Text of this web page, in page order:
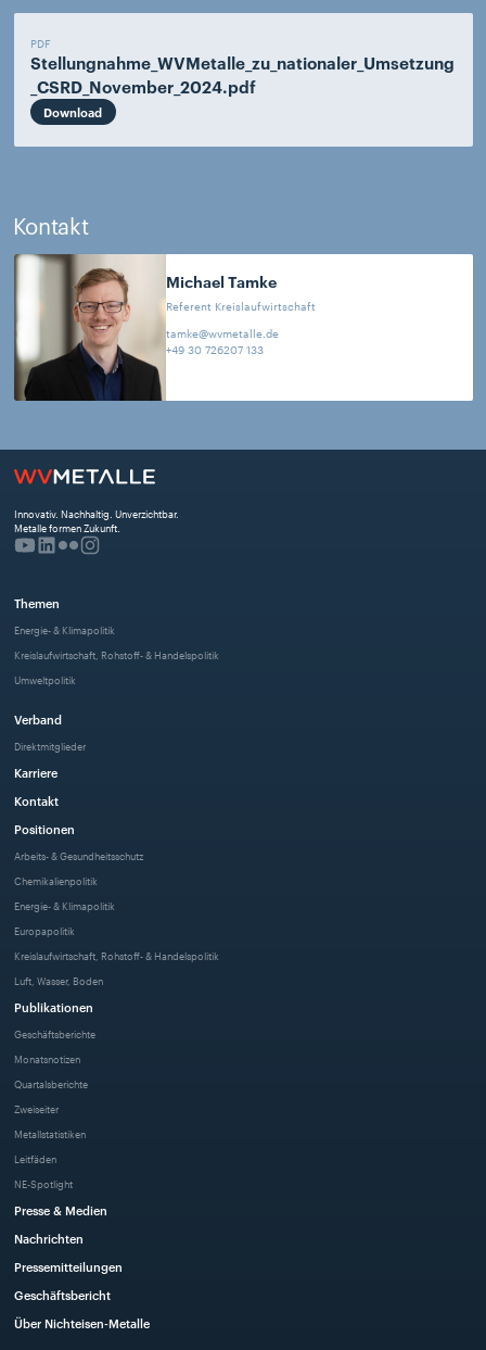
PDF
Stellungnahme_WVMetalle_zu_nationaler_Umsetzung
_CSRD_November_2024.pdf
Download
Kontakt
Michael Tamke
Referent Kreislaufwirtschaft
tamke@wvmetalle.de
+49 30 726207 133
Innovativ. Nachhaltig. Unverzichtbar.
Metalle formen Zukunft.
Themen
Energie- & Klimapolitik
Kreislaufwirtschaft, Rohstoff- & Handelspolitik
Umweltpolitik
Verband
Direktmitglieder
Karriere
Kontakt
Positionen
Arbeits- & Gesundheitsschutz
Chemikalienpolitik
Energie- & Klimapolitik
Europapolitik
Kreislaufwirtschaft, Rohstoff- & Handelspolitik
Luft, Wasser, Boden
Publikationen
Geschäftsberichte
Monatsnotizen
Quartalsberichte
Zweiseiter
Metallstatistiken
Leitfäden
NE-Spotlight
Presse & Medien
Nachrichten
Pressemitteilungen
Geschäftsbericht
Über Nichteisen-Metalle